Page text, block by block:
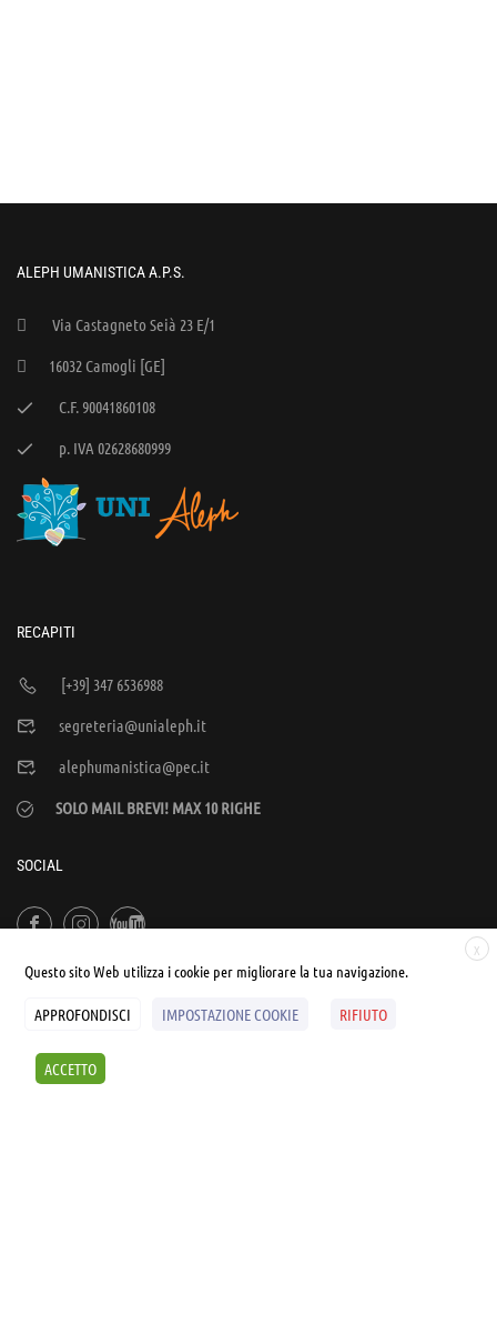
ALEPH UMANISTICA A.P.S.
Via Castagneto Seià 23 E/1
16032 Camogli [GE]
C.F. 90041860108
p. IVA 02628680999
RECAPITI
[+39] 347 6536988
segreteria@unialeph.it
alephumanistica@pec.it
SOLO MAIL BREVI! MAX 10 RIGHE
SOCIAL
Sintesi e liberatorie
X
Questo sito Web utilizza i cookie per migliorare la tua navigazione.
APPROFONDISCI IMPOSTAZIONE COOKIE RIFIUTO
ACCETTO